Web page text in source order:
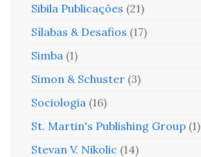
Sibila Publicações (21)
Sílabas & Desafios (17)
Simba (1)
Simon & Schuster (3)
Sociologia (16)
St. Martin's Publishing Group (1)
Stevan V. Nikolic (14)